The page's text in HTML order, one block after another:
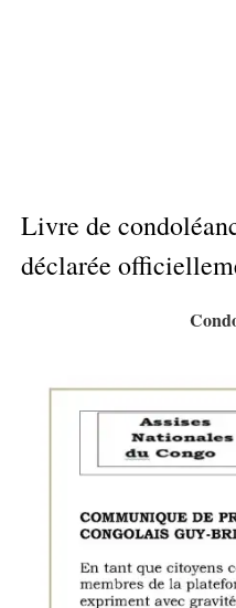
Livre de
déclarée